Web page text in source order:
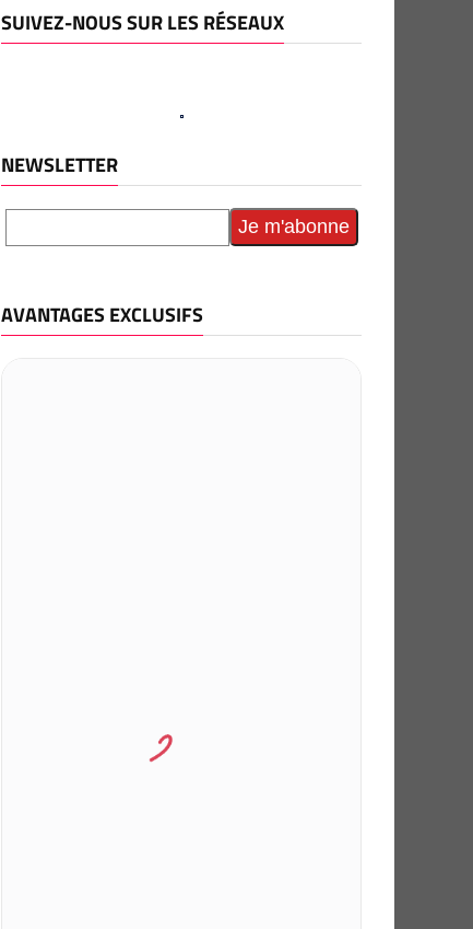
SUIVEZ-NOUS SUR LES RÉSEAUX
NEWSLETTER
AVANTAGES EXCLUSIFS